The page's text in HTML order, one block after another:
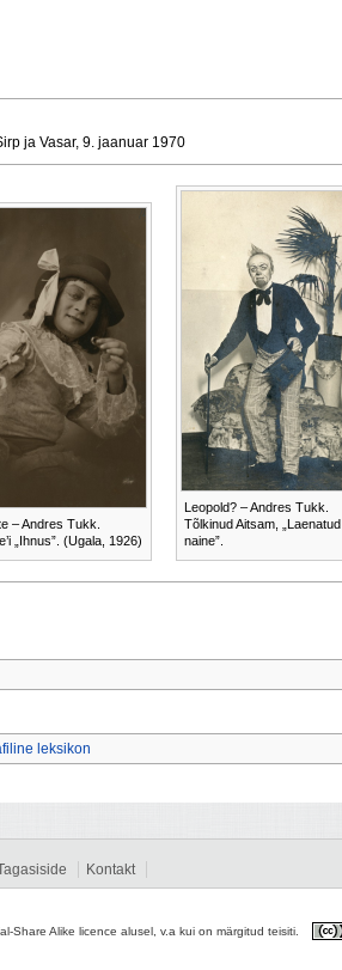
ja Vasar, 9. jaanuar 1970
– Andres Tukk.
„Ihnus”. (Ugala, 1926)
Leopold? – Andres Tukk.
Tõlkinud Aitsam, „Laenatud
naine”.
leksikon
Kontakt
Share Alike licence alusel, v.a kui on märgitud teisiti.